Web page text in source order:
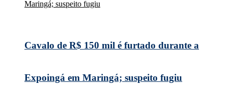
Cavalo de R$ 150 mil é furtado durante a
Expoingá em Maringá; suspeito fugiu